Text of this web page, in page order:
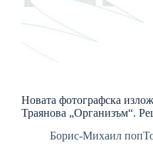
Новата фотографска
Траянова „Организъм“.
Борис-Михаил